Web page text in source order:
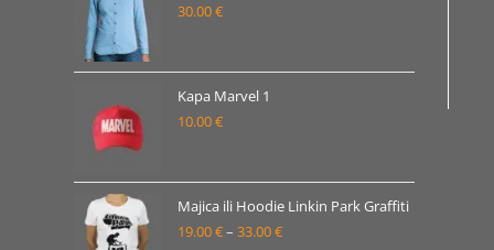
30.00€
Kapa Marvel 1
10.00€
Majica ili Hoodie Linkin Park Graffiti
19.00€– 33.00€Raspon